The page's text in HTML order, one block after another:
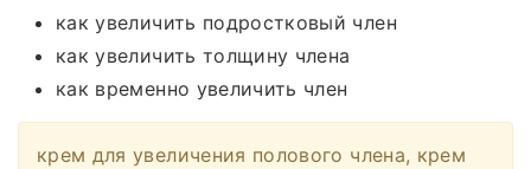
как увеличить подростковый член
как увеличить толщину члена
как временно увеличить член
крем для увеличения полового члена, крем